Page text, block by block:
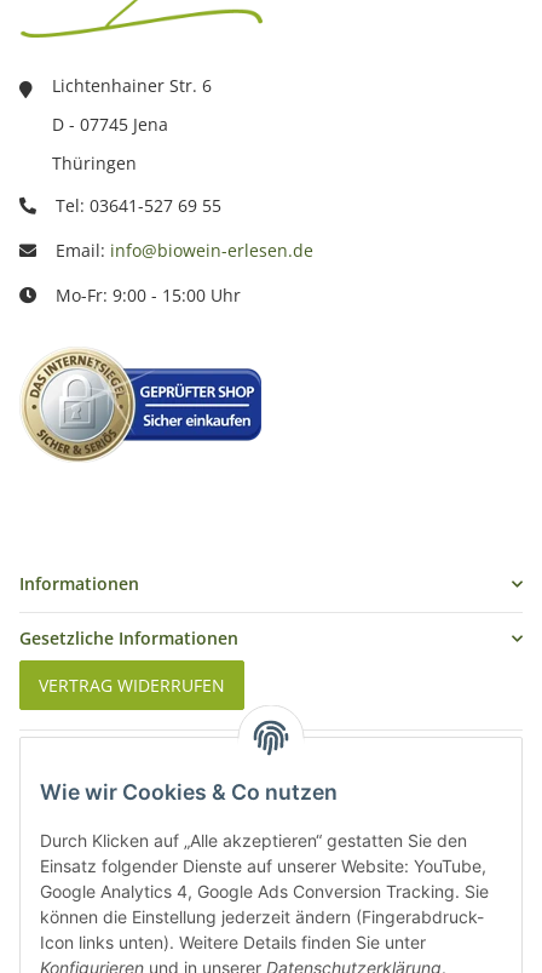
Wie wir Cookies & Co nutzen
Durch Klicken auf „Alle akzeptieren“ gestatten Sie den
Einsatz folgender Dienste auf unserer Website: YouTube,
Google Analytics 4, Google Ads Conversion Tracking. Sie
können die Einstellung jederzeit ändern (Fingerabdruck-
Icon links unten). Weitere Details finden Sie unter
Konfigurieren und in unserer Datenschutzerklärung.
Lichtenhainer Str. 6
D - 07745 Jena
Thüringen
Tel: 03641-527 69 55
Email: info@biowein-erlesen.de
Mo-Fr: 9:00 - 15:00 Uhr
Informationen
Gesetzliche Informationen
VERTRAG WIDERRUFEN
Weinbauregionen und Weinbaugebiete in Österreich
Weiße Rebsorten